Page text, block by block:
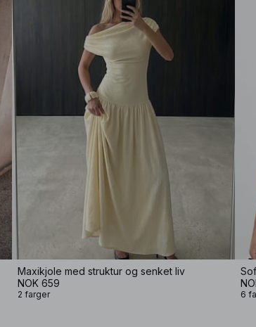
Maxikjole med struktur og senket liv
NOK 659
2 farger 6